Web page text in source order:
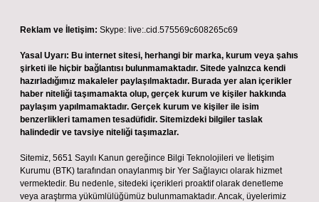
Reklam ve İletişim: Skype: live:.cid.575569c608265c69
Yasal Uyarı: Bu internet sitesi, herhangi bir marka, kurum veya şahıs
şirketi ile hiçbir bağlantısı bulunmamaktadır. Sitede yalnızca kendi
hazırladığımız makaleler paylaşılmaktadır. Burada yer alan içerikler
haber niteliği taşımamakta olup, gerçek kurum ve kişiler hakkında
paylaşım yapılmamaktadır. Gerçek kurum ve kişiler ile isim
benzerlikleri tamamen tesadüfidir. Sitemizdeki bilgiler taslak
halindedir ve tavsiye niteliği taşımazlar.
Sitemiz, 5651 Sayılı Kanun gereğince Bilgi Teknolojileri ve İletişim
Kurumu (BTK) tarafından onaylanmış bir Yer Sağlayıcı olarak hizmet
vermektedir. Bu nedenle, sitedeki içerikleri proaktif olarak denetleme
veya araştırma yükümlülüğümüz bulunmamaktadır. Ancak, üyelerimiz